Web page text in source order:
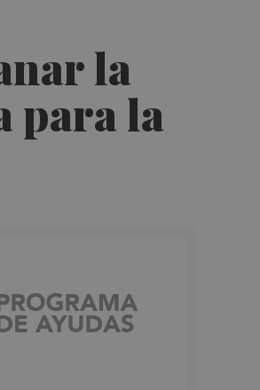
la
para la